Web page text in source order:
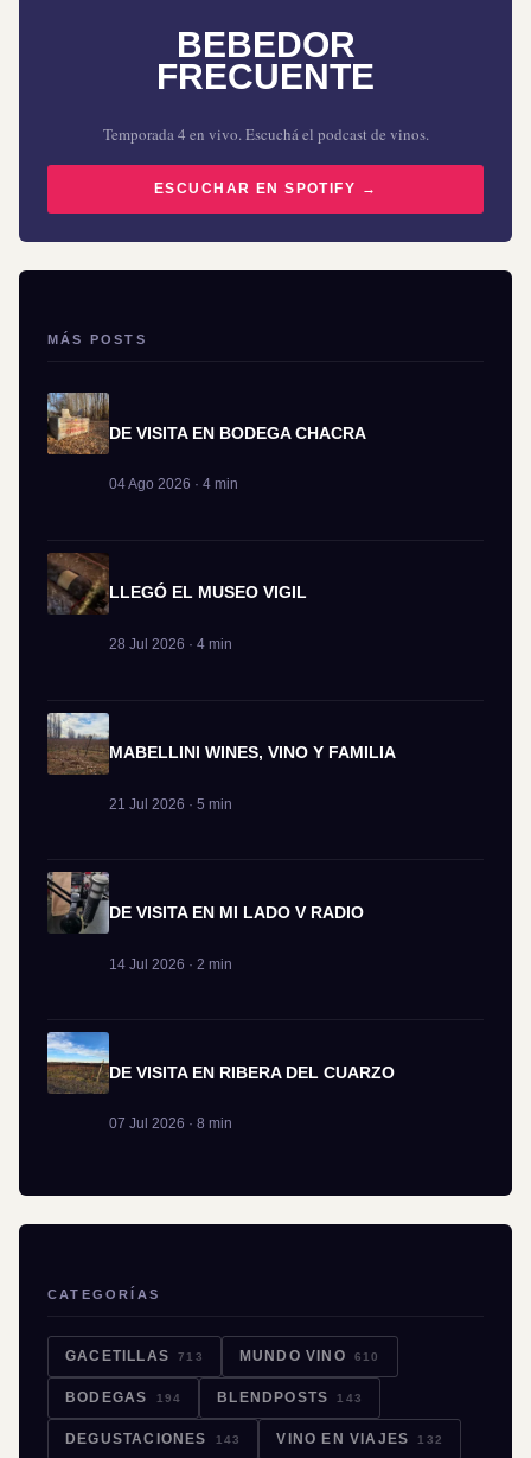
BEBEDOR
FRECUENTE
Temporada 4 en vivo. Escuchá el podcast de vinos.
ESCUCHAR EN SPOTIFY →
MÁS POSTS
DE VISITA EN BODEGA CHACRA
04 Ago 2026 · 4 min
LLEGÓ EL MUSEO VIGIL
28 Jul 2026 · 4 min
MABELLINI WINES, VINO Y FAMILIA
21 Jul 2026 · 5 min
DE VISITA EN MI LADO V RADIO
14 Jul 2026 · 2 min
DE VISITA EN RIBERA DEL CUARZO
07 Jul 2026 · 8 min
CATEGORÍAS
GACETILLAS 713 MUNDO VINO 610
BODEGAS 194 BLENDPOSTS 143
DEGUSTACIONES 143 VINO EN VIAJES 132